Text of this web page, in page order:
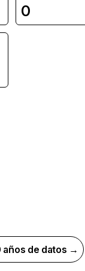
0
años de datos →